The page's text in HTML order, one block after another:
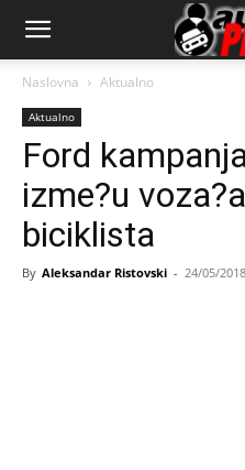
AutopressHR
Naslovna Aktualno
Aktualno
Ford
izme?u
biciklista
By Aleksandar Ristovski - 24/05/2018